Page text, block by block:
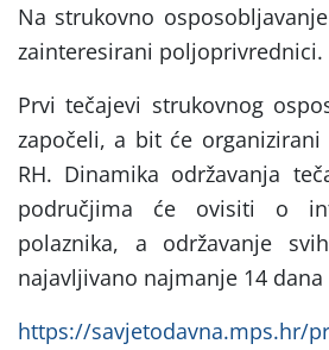
Na strukovno
zainteresirani poljoprivrednici.
Prvi tečajevi strukovnog
započeli, a bit će
RH. Dinamika održavanja
područjima će ovisiti o
polaznika, a održavanje
najavljivano najmanje 14
https://savjetodavna.mps.hr/